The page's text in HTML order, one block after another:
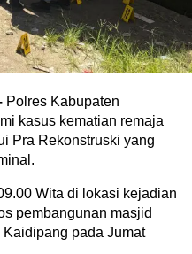
Polres Kabupaten
kasus kematian remaja
Pra Rekonstruski yang
Wita di lokasi kejadian
pembangunan masjid
pada Jumat